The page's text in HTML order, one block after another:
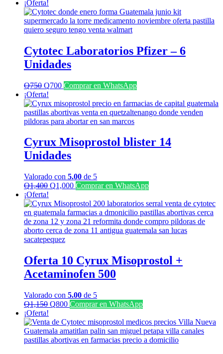
original
era:
Q2,000.
actual
es:
Q1,500.
¡Oferta!
Cytotec Laboratorios Pfizer – 6
Unidades
Q750 El
precio
original
era:
Q750.
Q700El
actual
es:
Q700.
Comprar en WhatsApp
¡Oferta!
Cyrux Misoprostol blister 14
Unidades
Valorado con 5.00 de 5
Q1,400 El
original
era:
Q1,400.
Q1,000El
actual
es:
Q1,000.
Comprar en WhatsApp
¡Oferta!
Oferta 10 Cyrux Misoprostol +
Acetaminofen 500
Valorado con 5.00 de 5
Q1,150 El
original
era:
Q1,150.
Q800El
actual
es:
Q800.
Comprar en WhatsApp
¡Oferta!